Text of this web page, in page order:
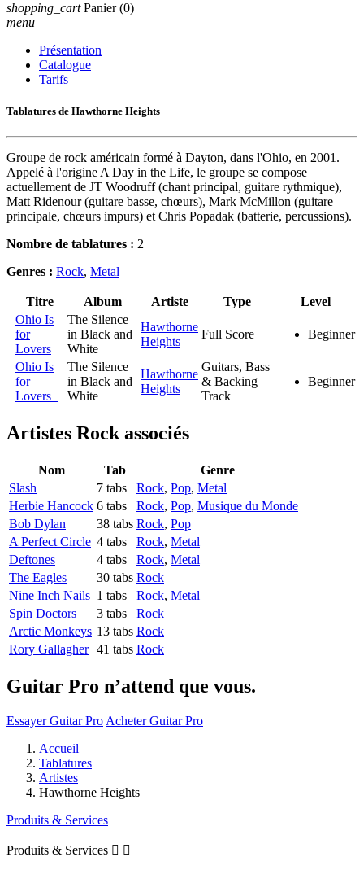
shopping_cart Panier (0)
menu
Présentation
Catalogue
Tarifs
Tablatures de Hawthorne Heights
Groupe de rock américain formé à Dayton, dans l'Ohio, en 2001.
Appelé à l'origine A Day in the Life, le groupe se compose
actuellement de JT Woodruff (chant principal, guitare rythmique),
Matt Ridenour (guitare basse, chœurs), Mark McMillon (guitare
principale, chœurs impurs) et Chris Popadak (batterie, percussions).
Nombre de tablatures : 2
Genres : Rock, Metal
Titre Album Artiste Type
Level
Ohio Is
for
Lovers
The Silence
in Black and
White
Hawthorne
Heights
Full Score Beginner
Ohio Is
for
Lovers
The Silence
in Black and
White
Hawthorne
Heights
Guitars, Bass
& Backing
Track
Beginner
Artistes Rockassociés
Nom Tab
Genre
Slash
7 tabs Rock, Pop, Metal
Herbie Hancock 6 tabs Rock, Pop, Musique du Monde
Bob Dylan
38 tabs Rock, Pop
A Perfect Circle 4 tabs Rock, Metal
Deftones
4 tabs Rock, Metal
The Eagles
30 tabs Rock
Nine Inch Nails 1 tabs Rock, Metal
Spin Doctors
3 tabs
Rock
Arctic Monkeys 13 tabs Rock
Rory Gallagher 41 tabs Rock
Guitar Pro n’attend que vous.
Essayer Guitar Pro Acheter Guitar Pro
Accueil
Tablatures
Artistes
Hawthorne Heights
Produits & Services
Produits & Services  